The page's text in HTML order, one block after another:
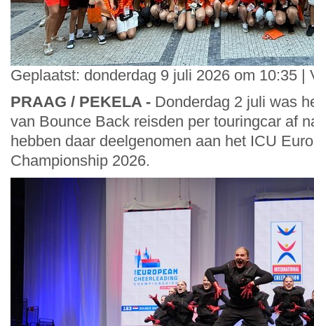
Geplaatst: donderdag 9 juli 2026 om 10:35 |
PRAAG / PEKELA - Donderdag 2 juli was
van Bounce Back reisden per touringcar af
hebben daar deelgenomen aan het ICU
Championship 2026.